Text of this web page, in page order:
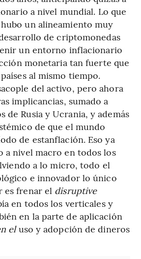
a nivel mundial. Lo que
un alineamiento muy
de criptomonedas
un entorno inflacionario
monetaria tan fuerte que
al mismo tiempo.
del activo, pero ahora
implicancias, sumado a
de Rusia y Ucrania, y además
de que el mundo
de estanflación. Eso ya
a nivel macro en todos los
a lo micro, todo el
e innovador lo único
es frenar el disruptive
en todos los verticales y
en la parte de aplicación
eluso y adopción de dineros